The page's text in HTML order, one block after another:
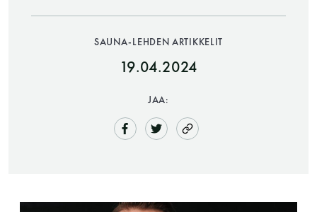
Saunatalo on avoinna
SAUNA-LEHDEN ARTIKKELIT
19.04.2024
JAA: